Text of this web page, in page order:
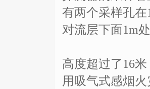
有两个采样孔
对流层下面1m
高度超过了16
用吸气式感烟